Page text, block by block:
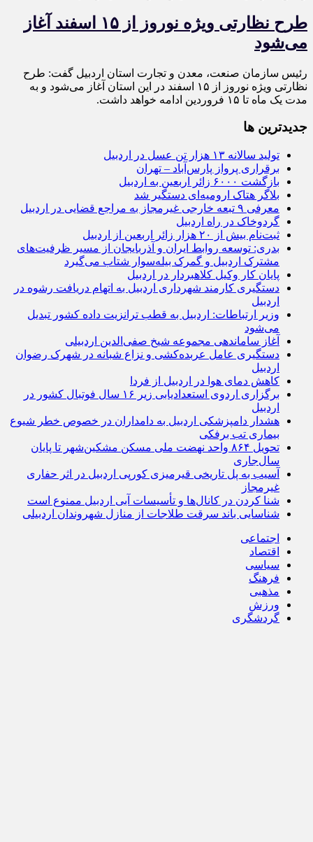
طرح نظارتی ویژه نوروز از ۱۵ اسفند آغاز
می‌شود
رئیس سازمان صنعت، معدن و تجارت استان اردبیل گفت: طرح
نظارتی ویژه نوروز از ۱۵ اسفند در این استان آغاز می‌شود و به
مدت یک ماه تا ۱۵ فروردین ادامه خواهد داشت.
جديدترين ها
تولید سالانه ۱۳ هزار تن عسل در اردبیل
برقراری پرواز پارس‌آباد – تهران
بازگشت ۶۰۰۰ زائر اربعین به اردبیل
بلاگر هتاک ارومیه‌ای دستگیر شد
معرفی ۹ تبعه خارجی غیرمجاز به مراجع قضایی در اردبیل
گردوخاک در راه اردبیل
ثبت‌نام بیش از ۲۰ هزار زائر اربعین از اردبیل
بدری: توسعه روابط ایران و آذربایجان از مسیر ظرفیت‌های
مشترک اردبیل و گمرک بیله‌سوار شتاب می‌گیرد
پایان کار وکیل کلاهبردار در اردبیل
دستگیری کارمند شهرداری اردبیل به اتهام دریافت رشوه در
اردبیل
وزیر ارتباطات: اردبیل به قطب ترانزیت داده کشور تبدیل
می‌شود
آغاز ساماندهی مجموعه شیخ صفی‌الدین اردبیلی
دستگیری عامل عربده‌کشی و نزاع شبانه در شهرک رضوان
اردبیل
کاهش دمای هوا در اردبیل از فردا
برگزاری اردوی استعدادیابی زیر ۱۶ سال فوتبال کشور در
اردبیل
هشدار دامپزشکی اردبیل به دامداران در خصوص خطر شیوع
بیماری تب برفکی
تحویل ۸۶۴ واحد نهضت ملی مسکن مشکین‌شهر تا پایان
سال‌جاری
آسیب به پل تاریخی قیرمیزی کورپی اردبیل در اثر حفاری
غیرمجاز
شنا کردن در کانال‌ها و تأسیسات آبی اردبیل ممنوع است
شناسایی باند سرقت طلاجات از منازل شهروندان اردبیلی
اجتماعی
اقتصاد
سیاسی
فرهنگ
مذهبی
ورزش
گردشگری